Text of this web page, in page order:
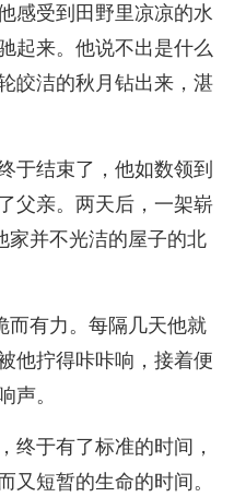
感受到田野里凉凉的水
起来。他说不出是什么
皎洁的秋月钻出来，湛
于结束了，他如数领到
父亲。两天后，一架崭
家并不光洁的屋子的北
而有力。每隔几天他就
他拧得咔咔响，接着便
声。
终于有了标准的时间，
又短暂的生命的时间。